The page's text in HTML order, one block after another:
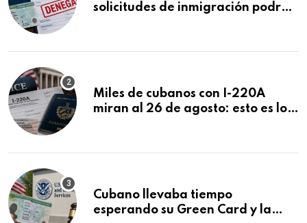
solicitudes de inmigración podrán
Miles de cubanos con I-220A
miran al 26 de agosto: esto es lo
Cubano llevaba tiempo
esperando su Green Card y la